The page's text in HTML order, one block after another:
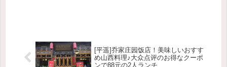
[平遥]乔家庄园饭店！美味しいおすす
め山西料理♪大众点评のお得なクーポ
ンで88元の2人ランチ